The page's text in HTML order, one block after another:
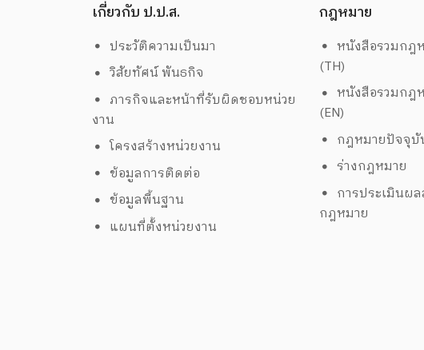
เกี่ยวกับ ป.ป.ส.
ประวัติความเป็นมา
วิสัยทัศน์ พันธกิจ
ภารกิจและหน้าที่รับผิดชอบหน่วย
งาน
โครงสร้างหน่วยงาน
ข้อมูลการติดต่อ
ข้อมูลพื้นฐาน
แผนที่ตั้งหน่วยงาน
กฎหมาย
หนังสือรวมกฎ
(TH)
หนังสือรวมกฎ
(EN)
กฎหมายปัจจุบั
ร่างกฎหมาย
การประเมินผ
กฎหมาย